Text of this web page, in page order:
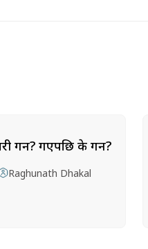
गर्ने? गएपछि के गर्ने?
Raghunath Dhakal